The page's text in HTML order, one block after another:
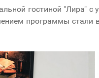
гостиной "Лира" с
программы